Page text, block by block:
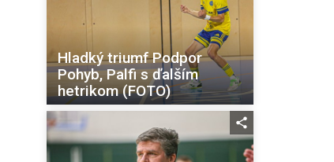
Hladký triumf Podpor
Pohyb, Palfi s ďalším
hetrikom (FOTO)